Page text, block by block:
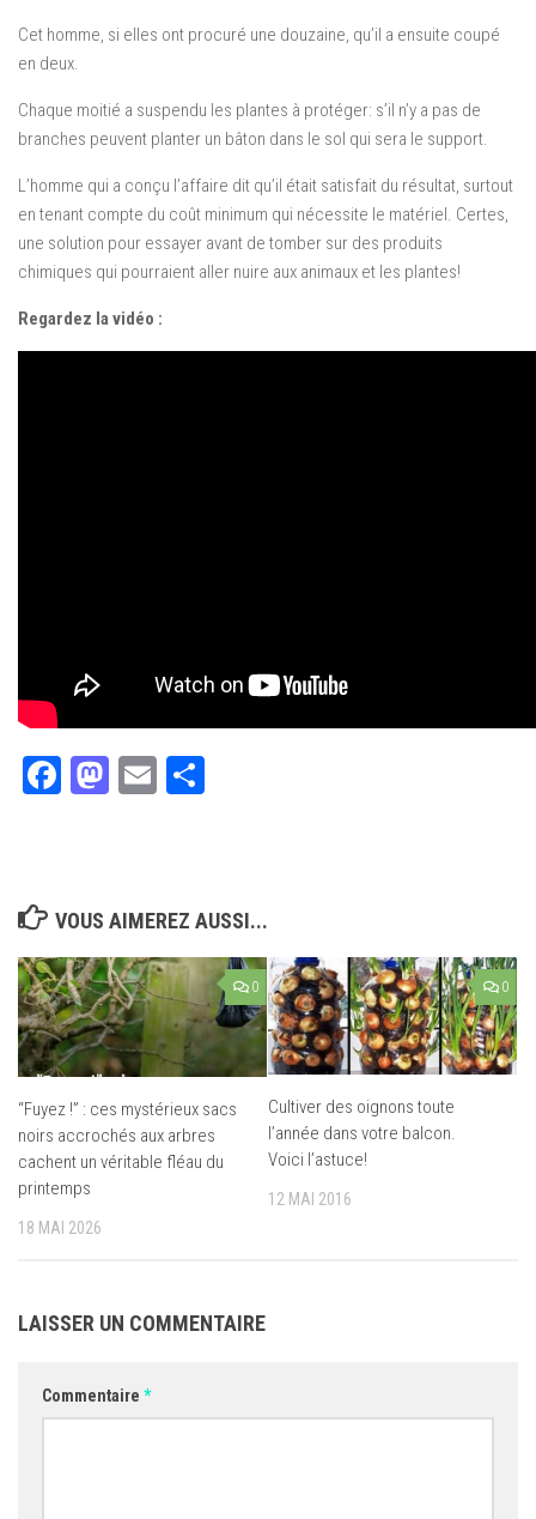
Cet homme, si elles ont procuré une douzaine, qu’il a ensuite coupé
en deux.
Chaque moitié a suspendu les plantes à protéger: s’il n’y a pas de
branches peuvent planter un bâton dans le sol qui sera le support.
L’homme qui a conçu l’affaire dit qu’il était satisfait du résultat, surtout
en tenant compte du coût minimum qui nécessite le matériel. Certes,
une solution pour essayer avant de tomber sur des produits
chimiques qui pourraient aller nuire aux animaux et les plantes!
Regardez la vidéo :
Facebook
Mastodon
Email
VOUS AIMEREZ AUSSI...
0
“Fuyez !” : ces mystérieux sacs
noirs accrochés aux arbres
cachent un véritable fléau du
printemps
18 MAI 2026
0
Cultiver des oignons toute
l’année dans votre balcon.
Voici l’astuce!
12 MAI 2016
LAISSER UN COMMENTAIRE
Commentaire *